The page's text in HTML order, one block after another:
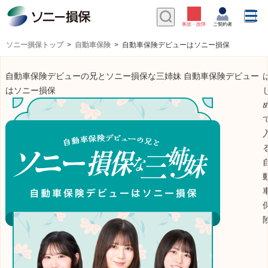
ソニー損保トップ 自動車保険 自動車保険デビューはソニー損保
自動車保険デビューの兄とソニー損保な三姉妹 自動車保険デビュー
はソニー損保